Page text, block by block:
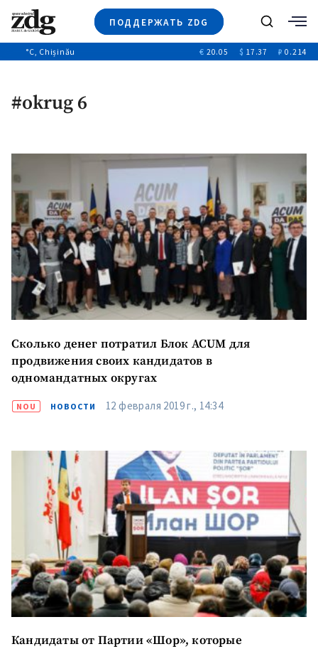
ПОДДЕРЖАТЬ ZDG
Новости
Видео
Выборы 2025
Поиск
°C, Chișinău € 20.05 $ 17.37 ₽ 0.214
#okrug 6
Сколько денег потратил Блок ACUM для
продвижения своих кандидатов в
одномандатных округах
NOU НОВОСТИ 12 февраля 2019 г., 14:34
Кандидаты от Партии «Шор», которые